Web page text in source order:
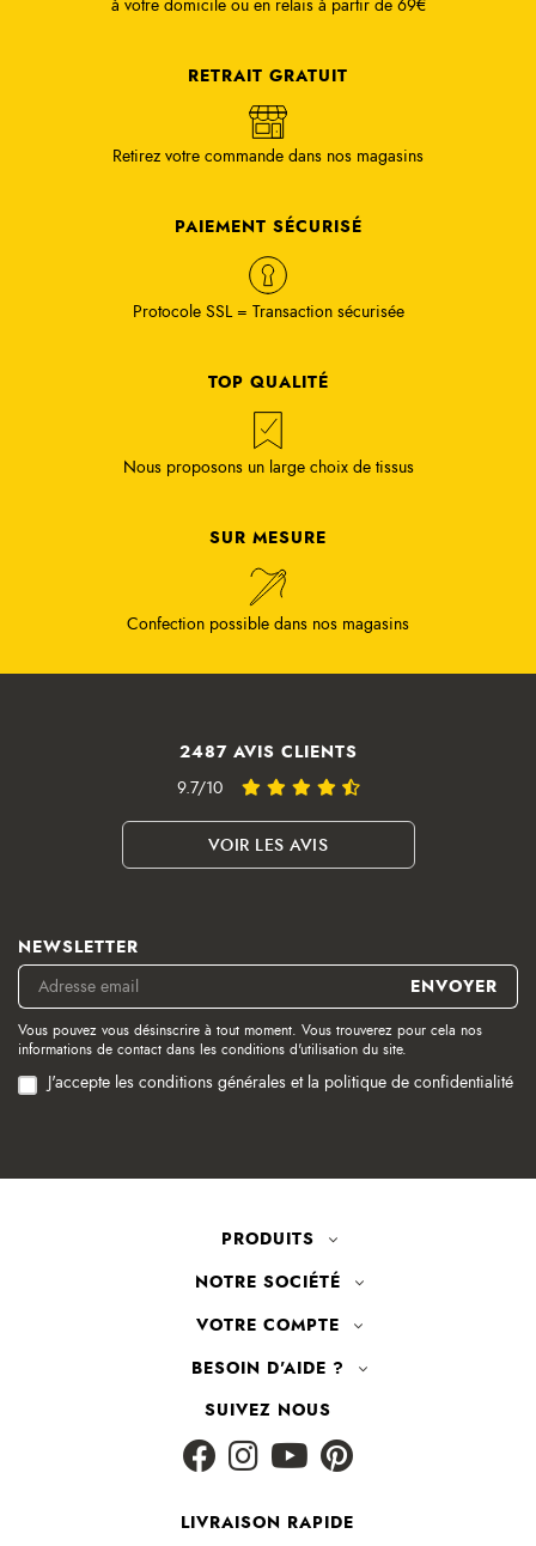
à votre domicile ou en relais à partir de 69€
RETRAIT GRATUIT
Retirez votre commande dans nos magasins
PAIEMENT SÉCURISÉ
Protocole SSL = Transaction sécurisée
TOP QUALITÉ
Nous proposons un large choix de tissus
SUR MESURE
Confection possible dans nos magasins
2487 AVIS CLIENTS
9.7/10
VOIR LES AVIS
NEWSLETTER
Vous pouvez vous désinscrire à tout moment. Vous trouverez pour cela nos
informations de contact dans les conditions d'utilisation du site.
J'accepte les conditions générales et la politique de confidentialité
PRODUITS
NOTRE SOCIÉTÉ
VOTRE COMPTE
BESOIN D'AIDE ?
SUIVEZ NOUS
LIVRAISON RAPIDE